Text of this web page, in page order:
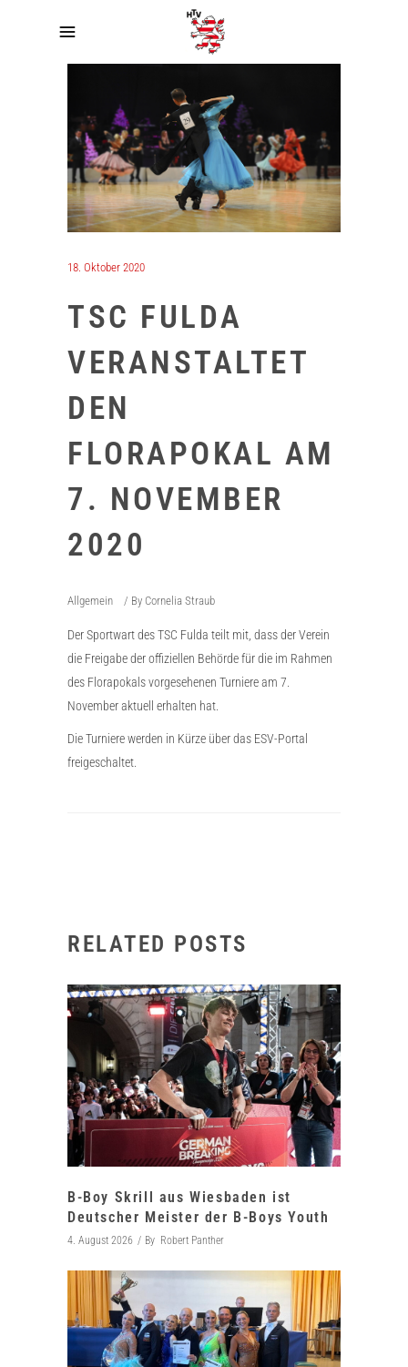
18. Oktober 2020
TSC FULDA
VERANSTALTET
DEN
FLORAPOKAL AM
7. NOVEMBER
2020
Allgemein By Cornelia Straub
Der Sportwart des TSC Fulda teilt mit, dass der Verein
die Freigabe der offiziellen Behörde für die im Rahmen
des Florapokals vorgesehenen Turniere am 7.
November aktuell erhalten hat.
Die Turniere werden in Kürze über das ESV-Portal
freigeschaltet.
RELATED POSTS
B-Boy Skrill aus Wiesbaden ist
Deutscher Meister der B-Boys Youth
4. August 2026 By Robert Panther